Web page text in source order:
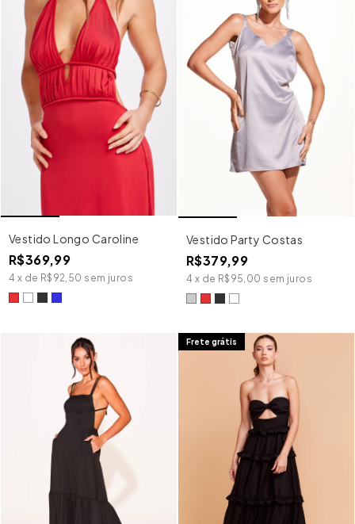
Vestido Longo Caroline
R$369,99
4 x de R$92,50 sem juros
Vestido Party Costas
R$379,99
4 x de R$95,00 sem juros
Frete grátis